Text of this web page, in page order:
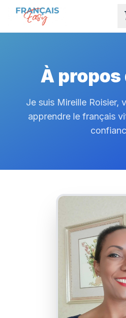
Skip to content
À propos
Je suis Mireille Roisier,
apprendre le français